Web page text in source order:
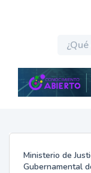
Ministerio de
Gubernamental